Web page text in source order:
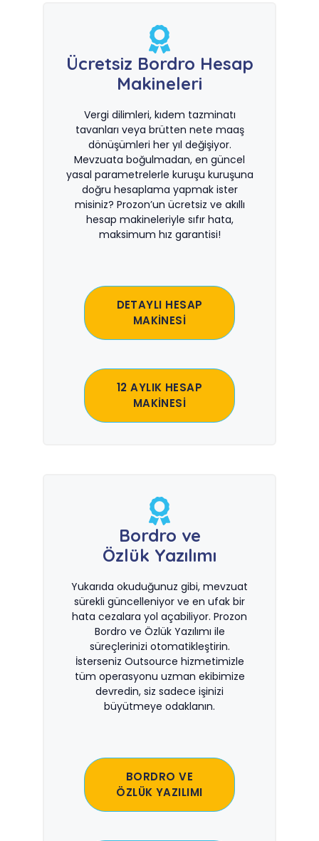
Ücretsiz Bordro Hesap
Makineleri
Vergi dilimleri, kıdem tazminatı
tavanları veya brütten nete maaş
dönüşümleri her yıl değişiyor.
Mevzuata boğulmadan, en güncel
yasal parametrelerle kuruşu kuruşuna
doğru hesaplama yapmak ister
misiniz? Prozon’un ücretsiz ve akıllı
hesap makineleriyle sıfır hata,
maksimum hız garantisi!
DETAYLI HESAP
MAKİNESİ
12 AYLIK HESAP
MAKİNESİ
Bordro ve
Özlük Yazılımı
Yukarıda okuduğunuz gibi, mevzuat
sürekli güncelleniyor ve en ufak bir
hata cezalara yol açabiliyor. Prozon
Bordro ve Özlük Yazılımı ile
süreçlerinizi otomatikleştirin.
İsterseniz Outsource hizmetimizle
tüm operasyonu uzman ekibimize
devredin, siz sadece işinizi
büyütmeye odaklanın.
BORDRO VE
ÖZLÜK YAZILIMI